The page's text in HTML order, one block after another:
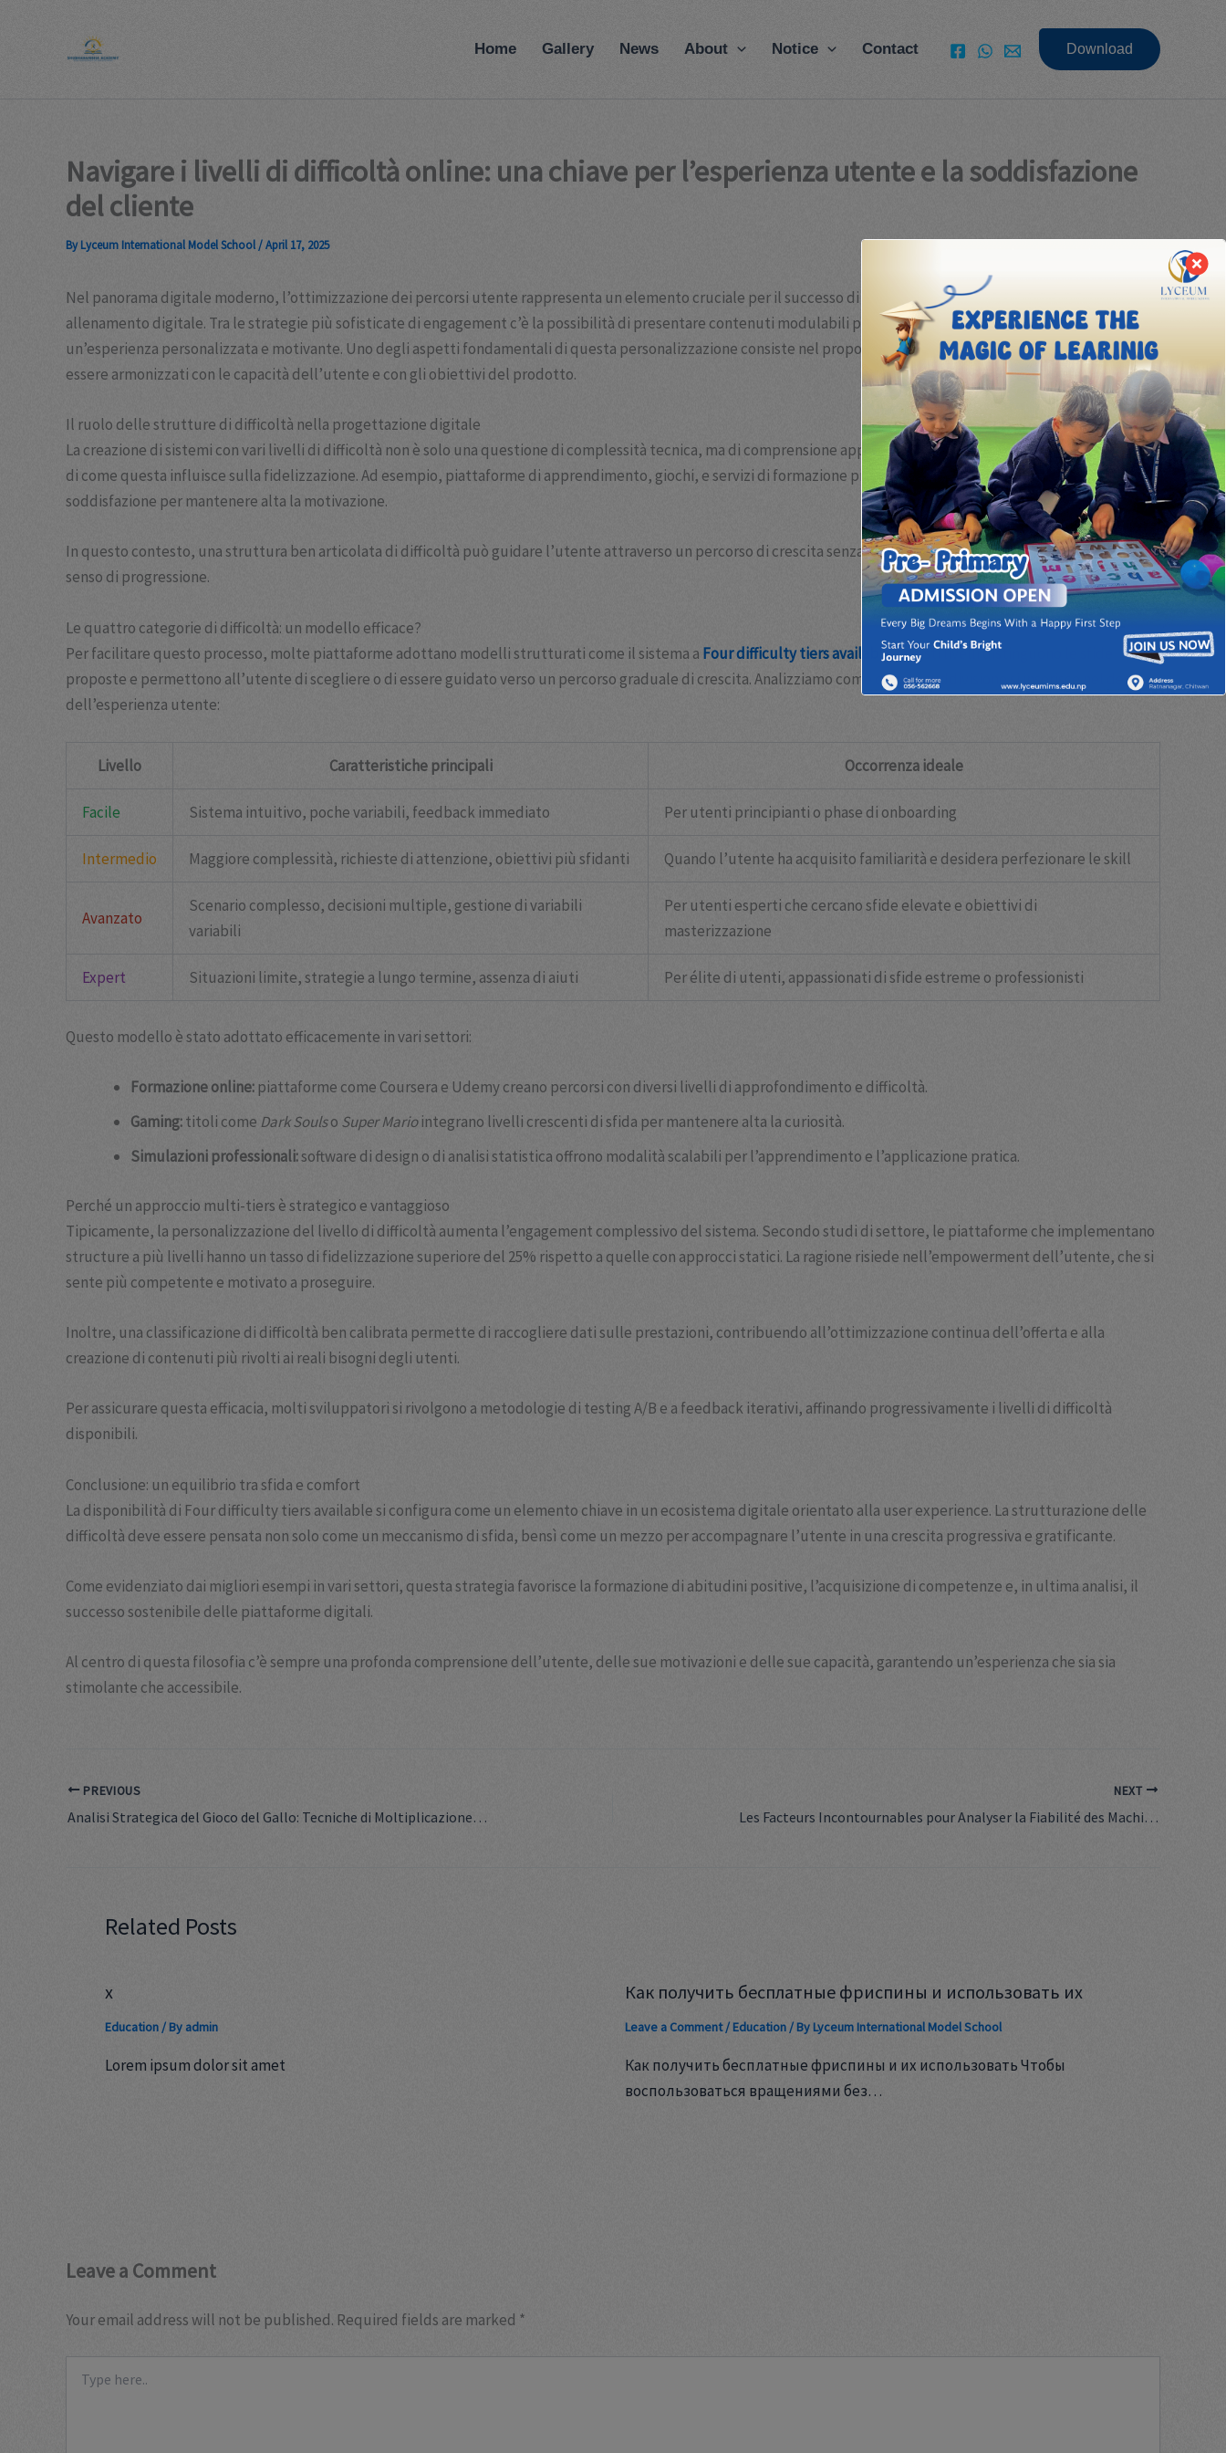
Home Gallery News About Notice Contact Download
Navigare i livelli di difficoltà online: una chiave per l’esperienza utente e la soddisfazione
del cliente
ByLyceum International Model School/April 17, 2025
Nel panorama digitale moderno, l’ottimizzazione dei percorsi utente rappresenta un elemento cruciale per il successo di qualsiasi piattaforma interattiva o sistema di
allenamento digitale. Tra le strategie più sofisticate di engagement c’è la possibilità di presentare contenuti modulabili per livello di competenza, offrendo così
un’esperienza personalizzata e motivante. Uno degli aspetti fondamentali di questa personalizzazione consiste nel proporre diversi livelli di difficoltà, che devono
essere armonizzati con le capacità dell’utente e con gli obiettivi del prodotto.
Il ruolo delle strutture di difficoltà nella progettazione digitale
La creazione di sistemi con vari livelli di difficoltà non è solo una questione di complessità tecnica, ma di comprensione approfondita del comportamento dell’utente e
di come questa influisce sulla fidelizzazione. Ad esempio, piattaforme di apprendimento, giochi, e servizi di formazione professionale devono bilanciare la sfida e la
soddisfazione per mantenere alta la motivazione.
In questo contesto, una struttura ben articolata di difficoltà può guidare l’utente attraverso un percorso di crescita senza frustrazioni, incoraggiando la continuità e il
senso di progressione.
Le quattro categorie di difficoltà: un modello efficace?
Per facilitare questo processo, molte piattaforme adottano modelli strutturati come il sistema a Four difficulty tiers available. Questi livelli distinguono le sfide
proposte e permettono all’utente di scegliere o di essere guidato verso un percorso graduale di crescita. Analizziamo come questa suddivisione si inserisce nel design
dell’esperienza utente:
Livello Caratteristiche principali Occorrenza ideale
Facile Sistema intuitivo, poche variabili, feedback immediato Per utenti principianti o phase di onboarding
Intermedio Maggiore complessità, richieste di attenzione, obiettivi più sfidanti Quando l’utente ha acquisito familiarità e desidera perfezionare le skill
Avanzato
Scenario complesso, decisioni multiple, gestione di variabili
variabili
Per utenti esperti che cercano sfide elevate e obiettivi di
masterizzazione
Expert Situazioni limite, strategie a lungo termine, assenza di aiuti Per élite di utenti, appassionati di sfide estreme o professionisti
Questo modello è stato adottato efficacemente in vari settori:
Formazione online:piattaforme come Coursera e Udemy creano percorsi con diversi livelli di approfondimento e difficoltà.
Gaming:titoli come Dark Soulso Super Mariointegrano livelli crescenti di sfida per mantenere alta la curiosità.
Simulazioni professionali:software di design o di analisi statistica offrono modalità scalabili per l’apprendimento e l’applicazione pratica.
Perché un approccio multi-tiers è strategico e vantaggioso
Tipicamente, la personalizzazione del livello di difficoltà aumenta l’engagement complessivo del sistema. Secondo studi di settore, le piattaforme che implementano
structure a più livelli hanno un tasso di fidelizzazione superiore del 25% rispetto a quelle con approcci statici. La ragione risiede nell’empowerment dell’utente, che si
sente più competente e motivato a proseguire.
Inoltre, una classificazione di difficoltà ben calibrata permette di raccogliere dati sulle prestazioni, contribuendo all’ottimizzazione continua dell’offerta e alla
creazione di contenuti più rivolti ai reali bisogni degli utenti.
Per assicurare questa efficacia, molti sviluppatori si rivolgono a metodologie di testing A/B e a feedback iterativi, affinando progressivamente i livelli di difficoltà
disponibili.
Conclusione: un equilibrio tra sfida e comfort
La disponibilità di Four difficulty tiers available si configura come un elemento chiave in un ecosistema digitale orientato alla user experience. La strutturazione delle
difficoltà deve essere pensata non solo come un meccanismo di sfida, bensì come un mezzo per accompagnare l’utente in una crescita progressiva e gratificante.
Come evidenziato dai migliori esempi in vari settori, questa strategia favorisce la formazione di abitudini positive, l’acquisizione di competenze e, in ultima analisi, il
successo sostenibile delle piattaforme digitali.
Al centro di questa filosofia c’è sempre una profonda comprensione dell’utente, delle sue motivazioni e delle sue capacità, garantendo un’esperienza che sia sia
stimolante che accessibile.
PREVIOUS
Analisi Strategica del Gioco del Gallo: Tecniche di Moltiplicazione e Vulnerabilità di Sistema
NEXT
Les Facteurs Incontournables pour Analyser la Fiabilité des Machines à Sous en Ligne
Related Posts
x
Education/ By admin
Lorem ipsum dolor sit amet
Как получить бесплатные фриспины и использовать их
Leave a Comment/Education/ ByLyceum International Model School
Как получить бесплатные фриспины и их использовать Чтобы
воспользоваться вращениями без…
Leave a Comment
Your email address will not be published. Required fields are marked *
here..